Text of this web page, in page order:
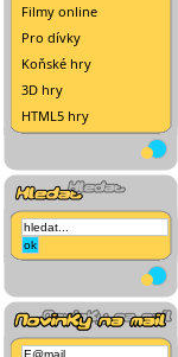
Filmy online
Pro dívky
Koňské hry
3D hry
HTML5 hry